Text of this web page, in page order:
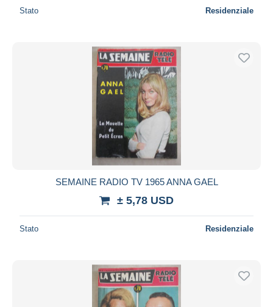
Stato Residenziale
SEMAINE RADIO TV 1965 ANNA GAEL
± 5,78 USD
Stato Residenziale